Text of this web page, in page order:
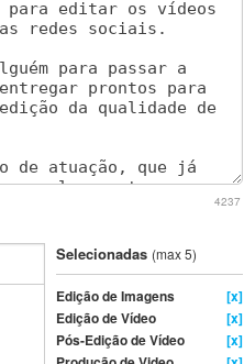
4237
Selecionadas (max 5)
Edição de Imagens
[x]
Edição de Vídeo
[x]
Pós-Edição de Vídeo
[x]